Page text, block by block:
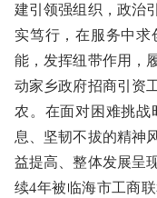
建引领强组织，政治
实笃行，在服务中
能，发挥纽带作用，
动家乡政府招商引资
农。在面对困难挑战
息、坚韧不拔的精神
益提高、整体发展呈
续4年被临海市工商